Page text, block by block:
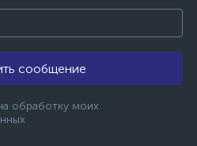
сообщение
обработку моих